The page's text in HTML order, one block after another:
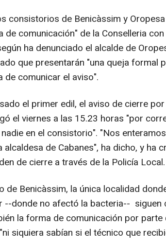
consistorios de Benicàssim y
de comunicación" de la Conselleria
ha denunciado el alcalde de
que presentarán "una queja formal
comunicar el aviso".
el primer edil, el aviso de cierre
el viernes a las 15.23 horas "por
en el consistorio". "Nos
alcaldesa de Cabanes", ha dicho, y ha
de cierre a través de la Policía Local.
de Benicàssim, la única localidad
--donde no afectó la bacteria-- siguen
la forma de comunicación por parte
siquiera sabían si el técnico que